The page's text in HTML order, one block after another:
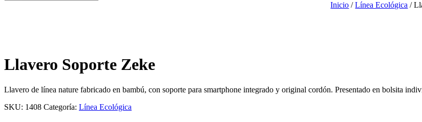
Inicio /Línea Ecológica /
Llavero Soporte Zeke
Llavero de línea nature fabricado en bambú, con soporte para smartphone integrado y original cordón. Presentado en bolsita
SKU: 1408 Categoría: Línea Ecológica